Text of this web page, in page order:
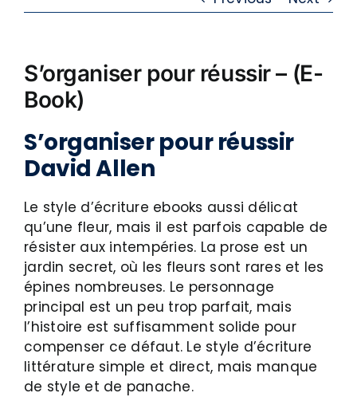
S’organiser pour réussir – (E-
Book)
S’organiser pour réussir
David Allen
Le style d’écriture ebooks aussi délicat
qu’une fleur, mais il est parfois capable de
résister aux intempéries. La prose est un
jardin secret, où les fleurs sont rares et les
épines nombreuses. Le personnage
principal est un peu trop parfait, mais
l’histoire est suffisamment solide pour
compenser ce défaut. Le style d’écriture
littérature simple et direct, mais manque
de style et de panache.